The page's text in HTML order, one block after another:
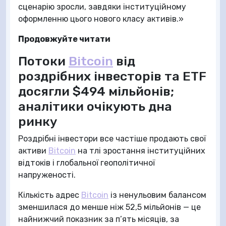
сценарію зросли, завдяки інституційному
оформленню цього нового класу активів.»
Продовжуйте читати
Потоки Bitcoin від
роздрібних інвесторів та ETF
досягли $494 мільйонів;
аналітики очікують дна
ринку
Роздрібні інвестори все частіше продають свої
активи Bitcoin на тлі зростання інституційних
відтоків і глобальної геополітичної
напруженості.
Кількість адрес Bitcoin із ненульовим балансом
зменшилася до менше ніж 52,5 мільйонів — це
найнижчий показник за п’ять місяців, за